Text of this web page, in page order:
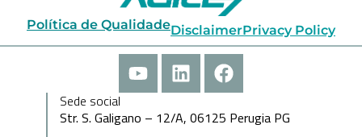
Política de QualidadeDisclaimerPrivacy Policy
Sede social
Str. S. Galigano – 12/A, 06125 Perugia PG